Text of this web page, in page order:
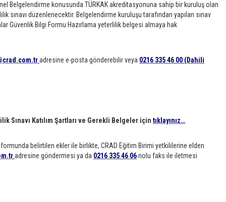
Belgelendirme konusunda TÜRKAK akreditasyonuna sahip bir kuruluş olan
sınavı düzenlenecektir. Belgelendirme kuruluşu tarafından yapılan sınav
Güvenlik Bilgi Formu Hazırlama yeterlilik belgesi almaya hak
adresine e-posta gönderebilir veya 0216 335 46 00 (Dahili
Sınavı Katılım Şartları ve Gerekli Belgeler için tıklayınız…
belirtilen ekler ile birlikte, CRAD Eğitim Birimi yetkililerine elden
adresine göndermesi ya da 0216 335 46 06nolu faks ile iletmesi